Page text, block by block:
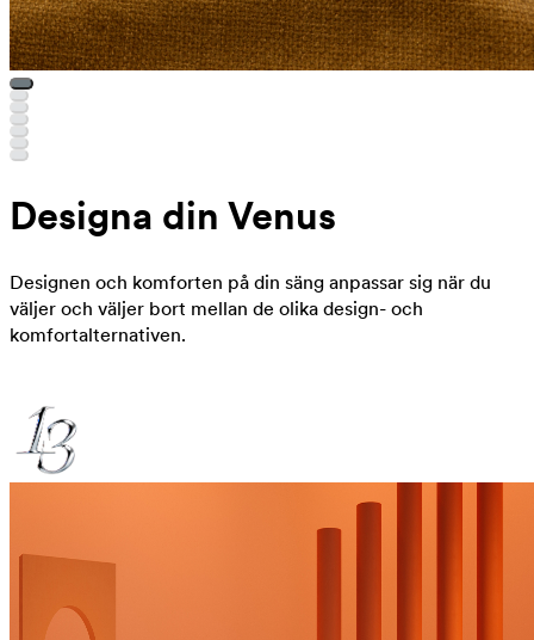
Designa din Venus
Designen och komforten på din säng anpassar sig när du
väljer och väljer bort mellan de olika design- och
komfortalternativen.